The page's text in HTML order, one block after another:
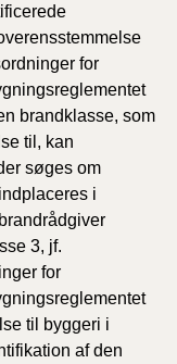
for
brandklasse, som
til, kan
søges om
i
3, jf.
for
til byggeri i
af den